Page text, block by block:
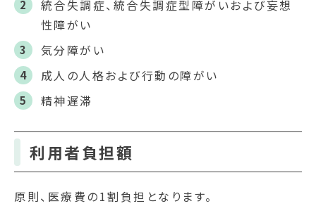
統合失調症、統合失調症型障がいおよび妄想
性障がい
気分障がい
成人の人格および行動の障がい
精神遅滞
利用者負担額
原則、医療費の1割負担となります。